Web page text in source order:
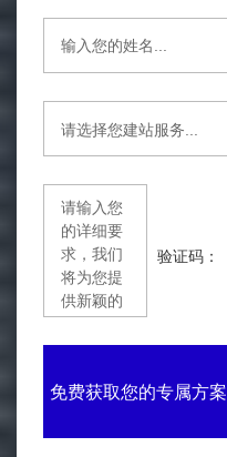
验证码：
免费获取您的专属方案